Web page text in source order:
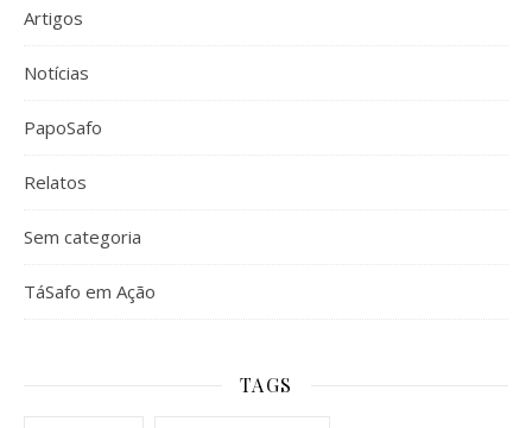
Artigos
Notícias
PapoSafo
Relatos
Sem categoria
TáSafo em Ação
TAGS